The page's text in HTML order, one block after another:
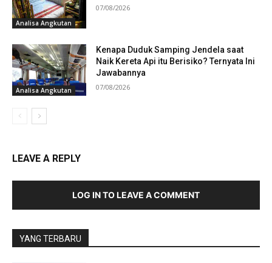
Analisa Angkutan
07/08/2026
Analisa Angkutan
Kenapa Duduk Samping Jendela saat
Naik Kereta Api itu Berisiko? Ternyata Ini
Jawabannya
07/08/2026
LEAVE A REPLY
LOG IN TO LEAVE A COMMENT
YANG TERBARU